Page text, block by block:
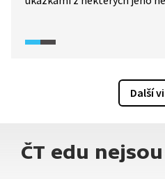
Další
ČT edu